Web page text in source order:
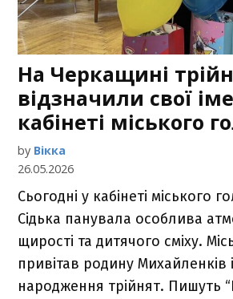
На Черкащині
відзначили свої
кабінеті міського
by Вікка
26.05.2026
Сьогодні у кабінеті міського
Сідька панувала особлива
щирості та дитячого сміху.
привітав родину Михайленків
народження трійнят. Пишуть